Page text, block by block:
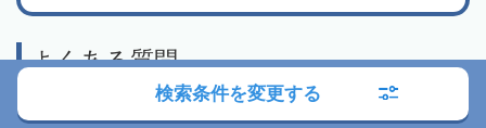
よくある質問
検索条件を変更する